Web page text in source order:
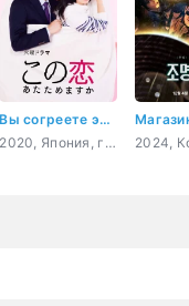
Вы согреете эту любовь
2020, Япония, гурман, бизнес, романтика, драма